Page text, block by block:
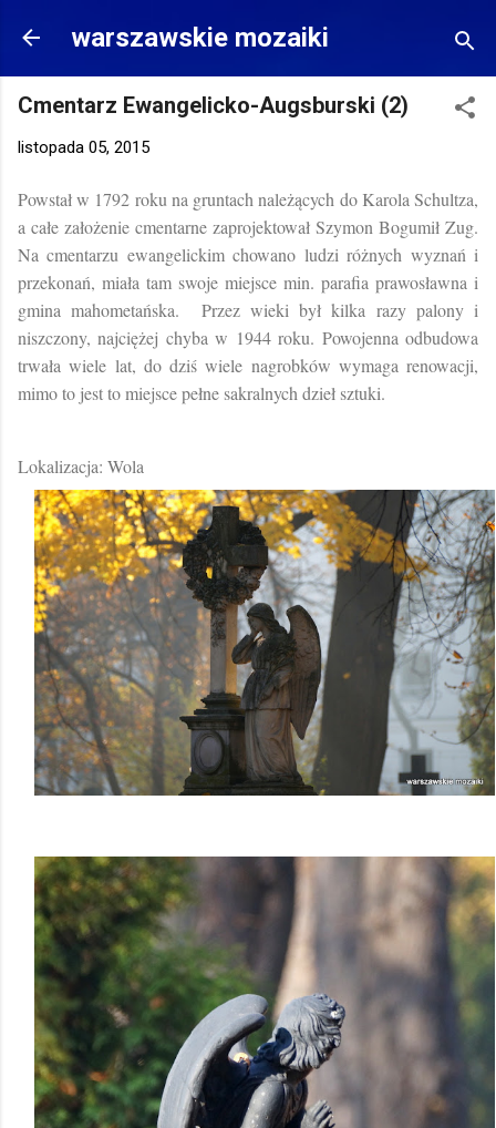
Przejdź do głównej zawartości
warszawskie mozaiki
Cmentarz Ewangelicko-Augsburski (2)
listopada 05, 2015
Powstał w 1792 roku na gruntach należących do Karola Schultza,
a całe założenie cmentarne zaprojektował Szymon Bogumił Zug.
Na cmentarzu ewangelickim chowano ludzi różnych wyznań i
przekonań, miała tam swoje miejsce min. parafia prawosławna i
gmina mahometańska. Przez wieki był kilka razy palony i
niszczony, najciężej chyba w 1944 roku. Powojenna odbudowa
trwała wiele lat, do dziś wiele nagrobków wymaga renowacji,
mimo to jest to miejsce pełne sakralnych dzieł sztuki.
Lokalizacja: Wola